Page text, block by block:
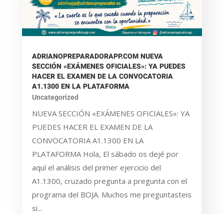
ADRIANOPREPARADORAPP.COM NUEVA
SECCIÓN «EXÁMENES OFICIALES»: YA PUEDES
HACER EL EXAMEN DE LA CONVOCATORIA
A1.1300 EN LA PLATAFORMA
Uncategorized
NUEVA SECCIÓN «EXÁMENES OFICIALES»: YA
PUEDES HACER EL EXAMEN DE LA
CONVOCATORIA A1.1300 EN LA
PLATAFORMA Hola, El sábado os dejé por
aquí el análisis del primer ejercicio del
A1.1300, cruzado pregunta a pregunta con el
programa del BOJA. Muchos me preguntasteis
si...